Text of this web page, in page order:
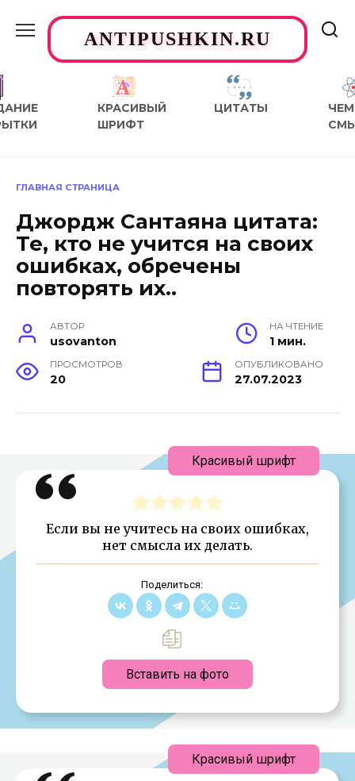
содержаниюANTIPUSHKIN.RU
КРАСИВЫЙ
ШРИФТ
ЦИТАТЫ
ЧЕМ
ГЛАВНАЯ СТРАНИЦА
Джордж Сантаяна цитата:
Те, кто не учится на своих
ошибках, обречены
повторять их..
АВТОР
usovanton
НА ЧТЕНИЕ
1 мин.
ПРОСМОТРОВ
20
ОПУБЛИКОВАНО
27.07.2023
Если вы не учитесь на своих ошибках,
нет смысла их делать.
Поделиться:
Вставить на фото
Красивый шрифт
Красивый шрифт